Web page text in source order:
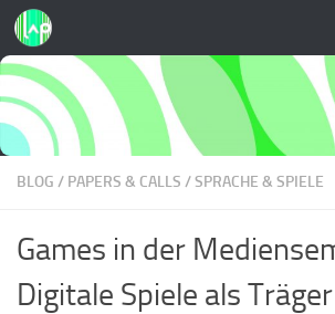
Zum Inhalt springen
BLOG / PAPERS & CALLS /SPRACHE & SPIELE
Games in der
Digitale Spiele als